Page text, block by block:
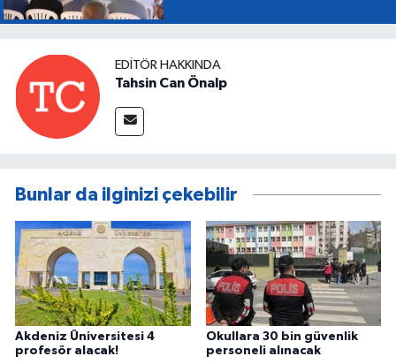
EDITÖR HAKKINDA
Tahsin Can Önalp
Bunlar da ilginizi çekebilir
Akdeniz Üniversitesi 4
profesör alacak!
Okullara 30 bin güvenlik
personeli alınacak